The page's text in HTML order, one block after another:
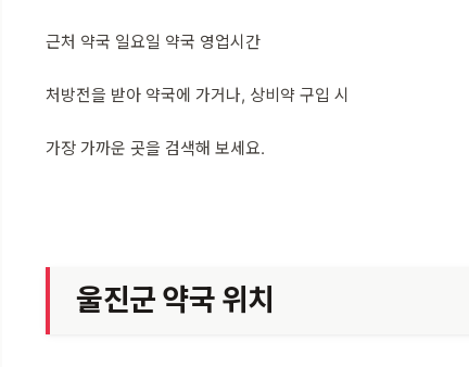
근처 약국 일요일 약국 영업시간
처방전을 받아 약국에 가거나, 상비약 구입 시
가장 가까운 곳을 검색해 보세요.
울진군 약국 위치